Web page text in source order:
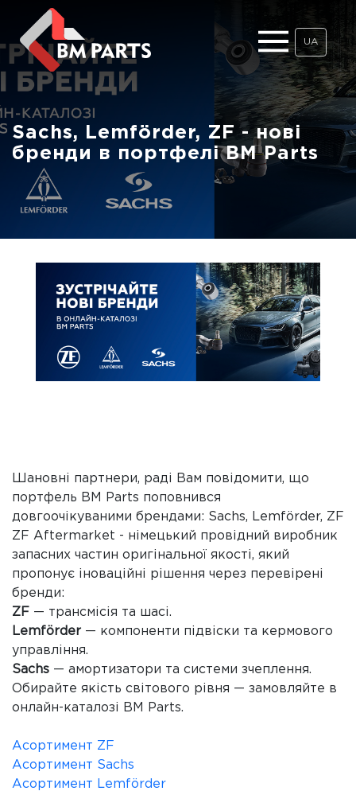
UA
Sachs, Lemförder, ZF - нові
бренди в портфелі BM Parts
Шановні партнери, раді Вам повідомити, що
портфель BM Parts поповнився
довгоочікуваними брендами: Sachs, Lemförder, ZF
ZF Aftermarket - німецький провідний виробник
запасних частин оригінальної якості, який
пропонує іноваційні рішення через перевірені
бренди:
ZF — трансмісія та шасі.
Lemförder — компоненти підвіски та кермового
управління.
Sachs — амортизатори та системи зчеплення.
Обирайте якість світового рівня — замовляйте в
онлайн-каталозі BM Parts.
Асортимент ZF
Асортимент Sachs
Асортимент Lemförder